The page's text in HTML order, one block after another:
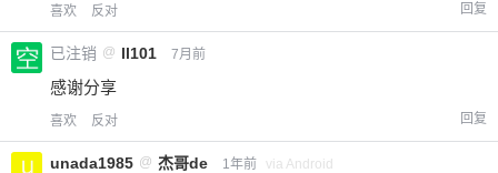
喜欢 反对 回复
已注销 @ ll101 7月前
感谢分享
喜欢 反对 回复
unada1985 @ 杰哥de 1年前 via Android